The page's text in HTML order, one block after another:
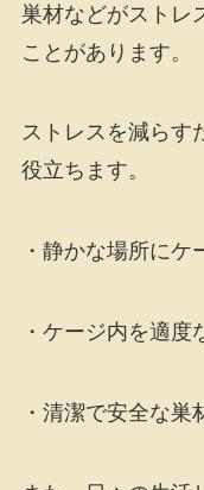
巣材などがストレ
ことがあります。
ストレスを減らす
役立ちます。
・静かな場所にケ
・ケージ内を適度
・清潔で安全な巣